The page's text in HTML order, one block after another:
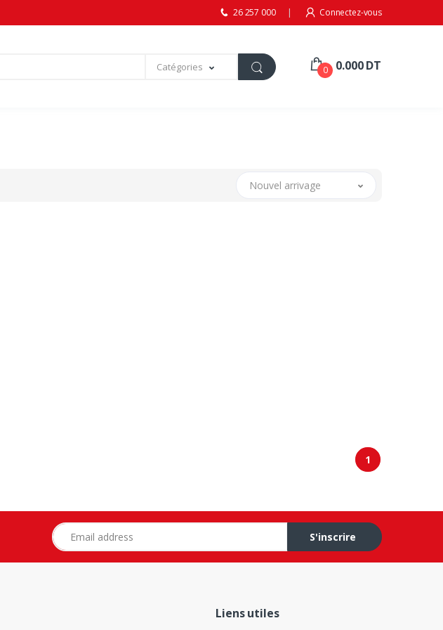
26 257 000 Connectez-vous
Catégories 0 0.000 DT
Nouvel arrivage
1
Adresse e-mail
S'inscrire
Liens utiles